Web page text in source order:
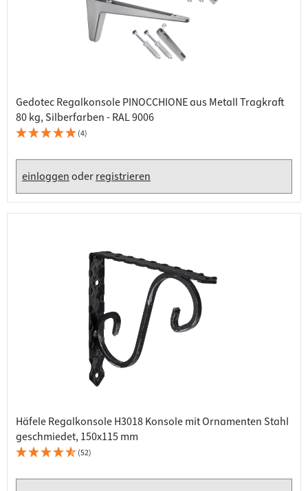
Gedotec Regalkonsole PINOCCHIONE aus Metall Tragkraft
80 kg, Silberfarben - RAL 9006
(4)
einloggenoderregistrieren
Häfele Regalkonsole H3018 Konsole mit Ornamenten Stahl
geschmiedet, 150x115 mm
(52)